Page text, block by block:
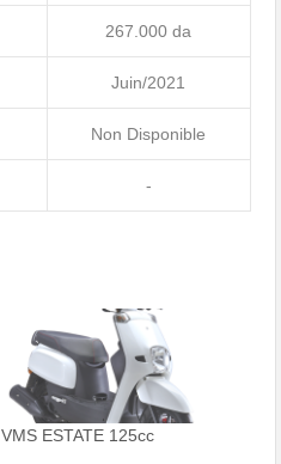
267.000 da
Juin/2021
Non Disponible
-
VMS ESTATE 125cc